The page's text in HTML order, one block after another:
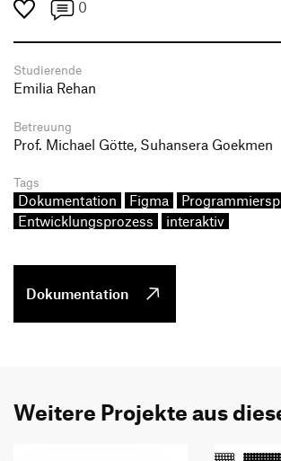
0
Studierende
Emilia Rehan
Betreuung
Prof. Michael Götte, Suhansera Goekmen
Tags
Dokumentation Figma
Entwicklungsprozess
interaktiv
Dokumentation
Weitere Projekte aus